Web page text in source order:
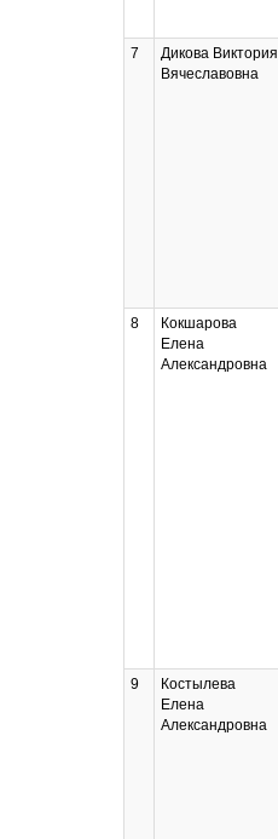
7
Дикова Виктория
Вячеславовна
8
Кокшарова
Елена
Александровна
9
Костылева
Елена
Александровна